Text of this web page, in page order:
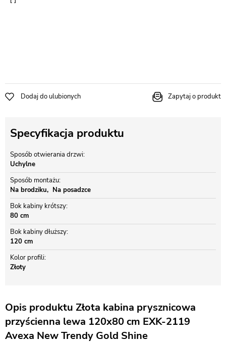
Dodaj do ulubionych Zapytaj o produkt
Specyfikacja produktu
Sposób otwierania drzwi
Uchylne
Sposób montażu
Na brodziku
Na posadzce
Bok kabiny krótszy
80 cm
Bok kabiny dłuższy
120 cm
Kolor profili
Złoty
Opis produktu Złota kabina prysznicowa
przyścienna lewa 120x80 cm EXK-2119
Avexa New Trendy Gold Shine